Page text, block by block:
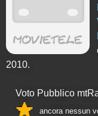
2010.
Voto Pubblico
ancora nessun